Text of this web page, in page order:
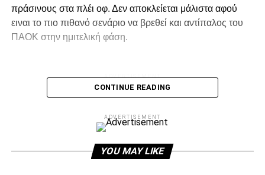
πράσινους στα πλέι οφ. Δεν αποκλείεται μάλιστα αφού
ειναι το πιο πιθανό σενάριο να βρεθεί και αντίπαλος του
ΠΑΟΚ στην ημιτελική φάση.
ADVERTISEMENT
Facebook
Twitter
EmailPinterest
CONTINUE READING
ADVERTISEMENT
YOU MAY LIKE